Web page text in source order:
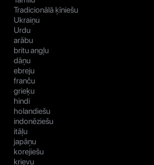
Tradicionālā ķīniešu
Ukraiņu
Urdu
arābu
britu angļu
dāņu
ebreju
franču
grieķu
hindi
holandiešu
indonēziešu
itāļu
japāņu
korejiešu
krievu